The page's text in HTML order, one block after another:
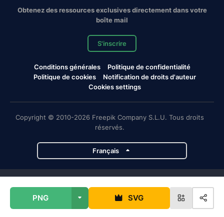
PNG SVG
Obtenez des ressources exclusives directement dans votre
boîte mail
S'inscrire
Conditions générales
Politique de confidentialité
Politique de cookies
Notification de droits d'auteur
Cookies settings
Copyright © 2010-2026 Freepik Company S.L.U. Tous droits
réservés.
Français